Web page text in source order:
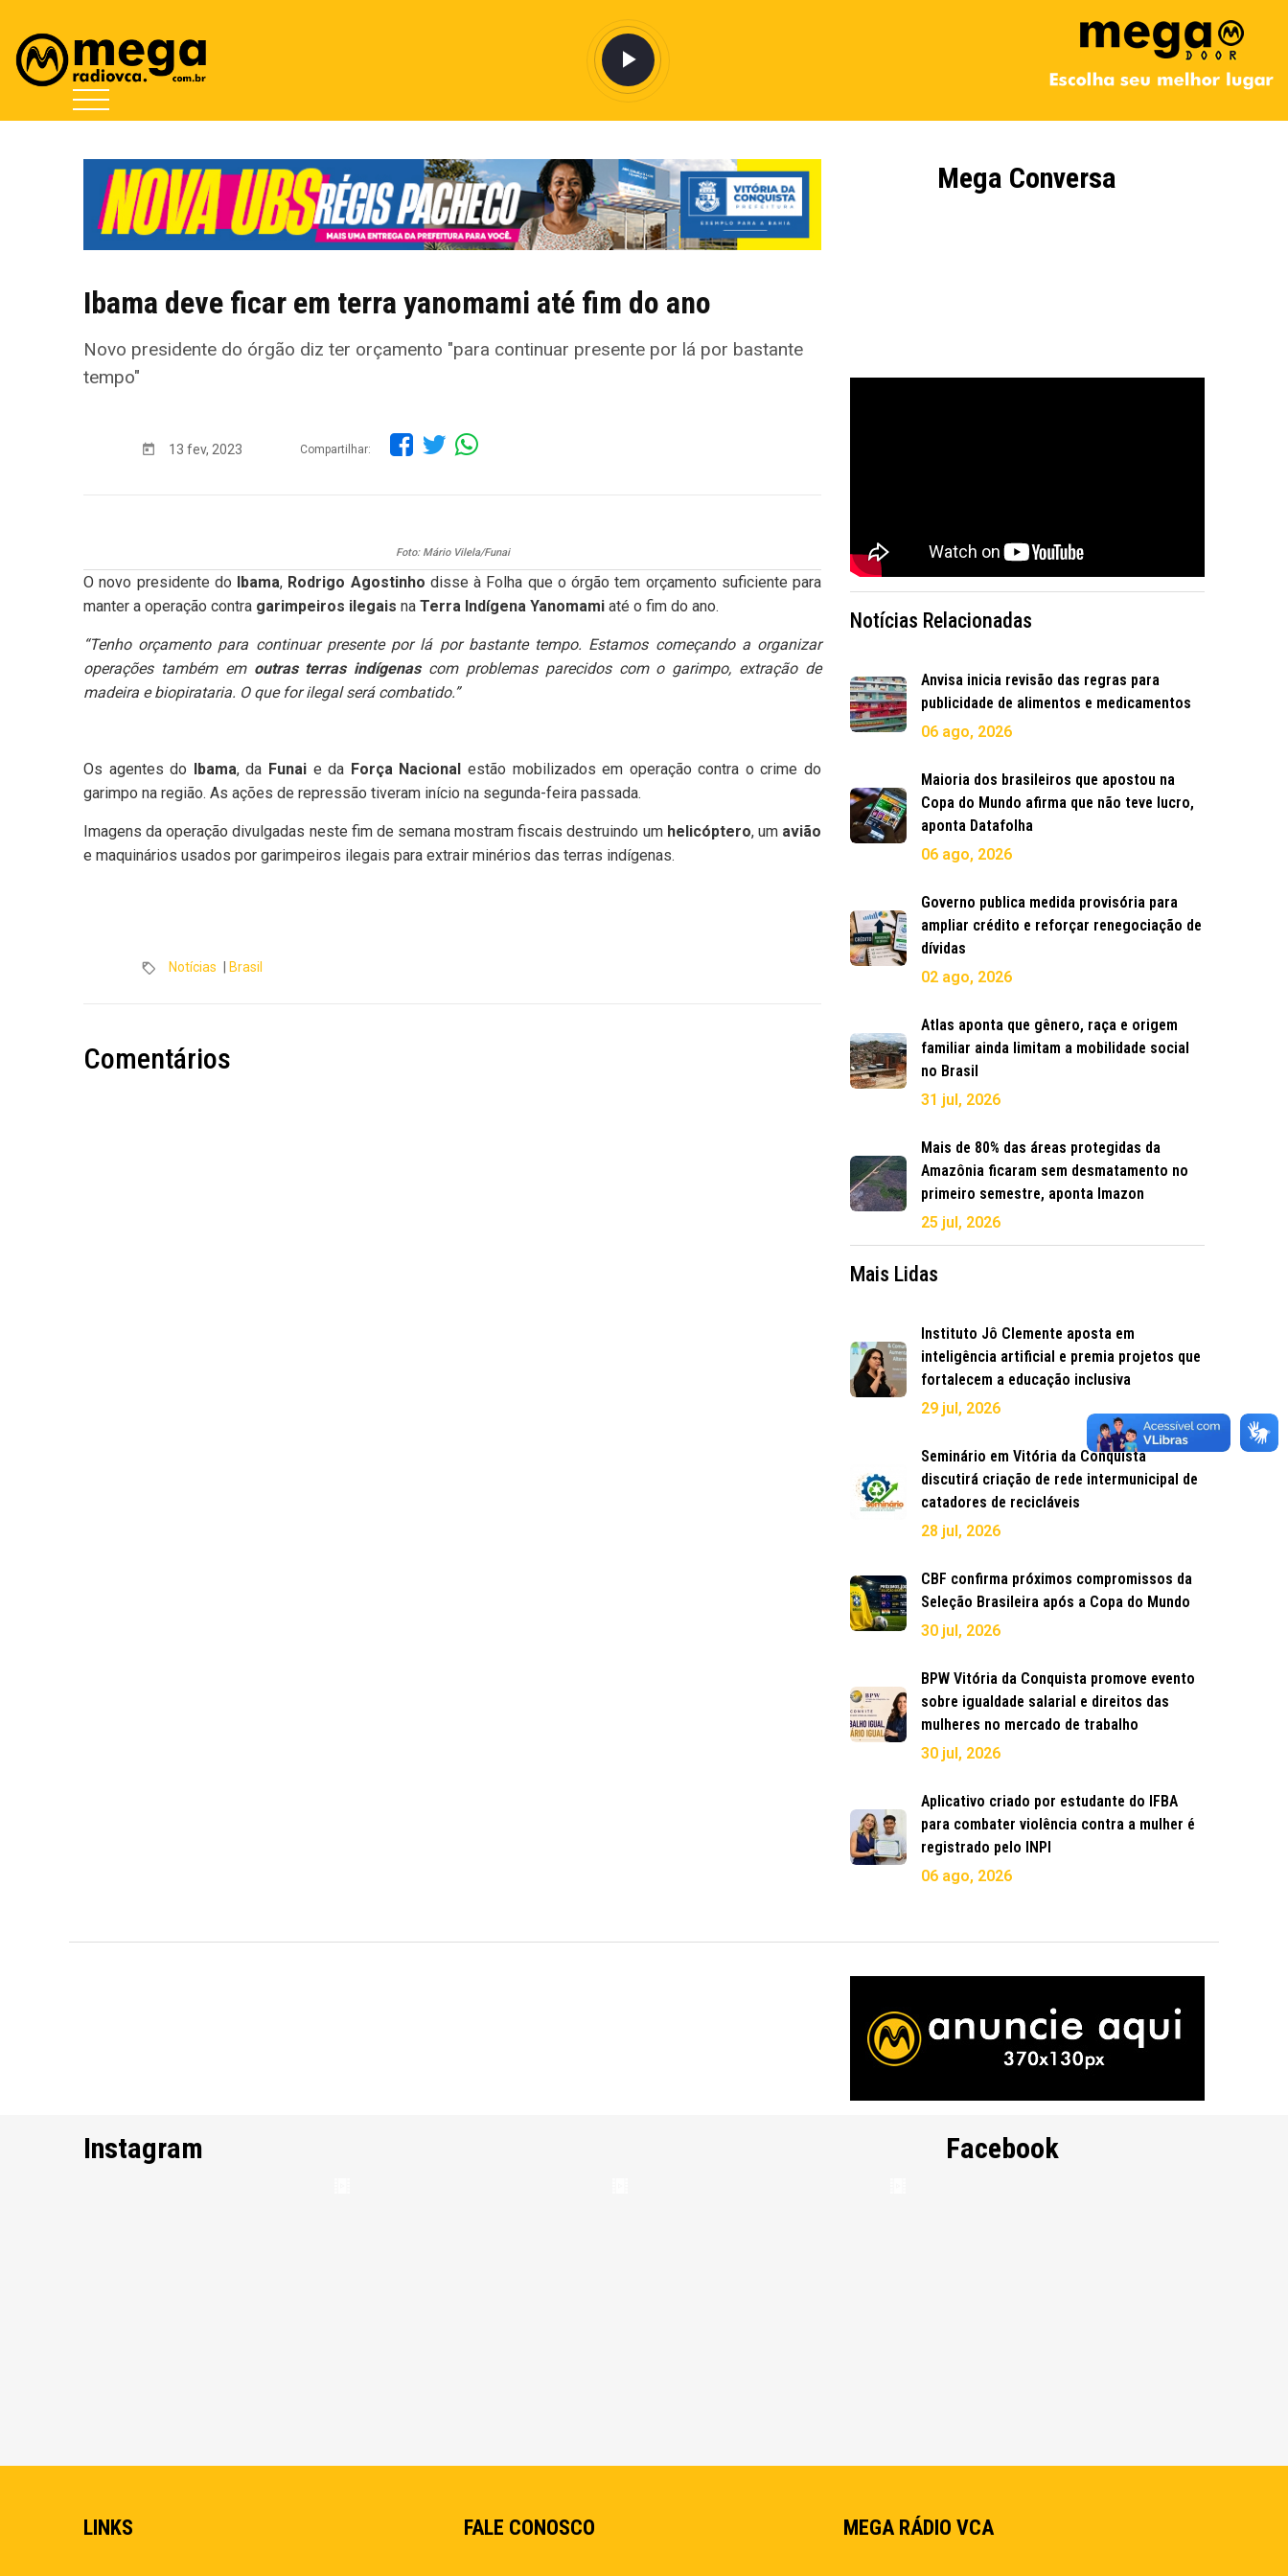
Ibama deve ficar em terra yanomami até fim do ano
Novo presidente do órgão diz ter orçamento "para continuar presente por lá por bastante
tempo"
13 fev, 2023 Compartilhar:
Foto: Mário Vilela/Funai
O novo presidente do Ibama, Rodrigo Agostinho disse à Folha que o órgão tem orçamento suficiente para
manter a operação contra garimpeiros ilegais na Terra Indígena Yanomami até o fim do ano.
“Tenho orçamento para continuar presente por lá por bastante tempo. Estamos começando a organizar
operações também em outras terras indígenascom problemas parecidos com o garimpo, extração de
madeira e biopirataria. O que for ilegal será combatido.”
Os agentes do Ibama, da Funaie da Força Nacional estão mobilizados em operação contra o crime do
garimpo na região. As ações de repressão tiveram início na segunda-feira passada.
Imagens da operação divulgadas neste fim de semana mostram fiscais destruindo um helicóptero, um avião
e maquinários usados por garimpeiros ilegais para extrair minérios das terras indígenas.
Notícias Brasil
Comentários
Mega Conversa
Notícias Relacionadas
Anvisa inicia revisão das regras para
publicidade de alimentos e medicamentos
06 ago, 2026
Maioria dos brasileiros que apostou na
Copa do Mundo afirma que não teve lucro,
aponta Datafolha
06 ago, 2026
Governo publica medida provisória para
ampliar crédito e reforçar renegociação de
dívidas
02 ago, 2026
Atlas aponta que gênero, raça e origem
familiar ainda limitam a mobilidade social
no Brasil
31 jul, 2026
Mais de 80% das áreas protegidas da
Amazônia ficaram sem desmatamento no
primeiro semestre, aponta Imazon
25 jul, 2026
Mais Lidas
Instituto Jô Clemente aposta em
inteligência artificial e premia projetos que
fortalecem a educação inclusiva
29 jul, 2026
Seminário em Vitória da Conquista
discutirá criação de rede intermunicipal de
catadores de recicláveis
28 jul, 2026
CBF confirma próximos compromissos da
Seleção Brasileira após a Copa do Mundo
30 jul, 2026
BPW Vitória da Conquista promove evento
sobre igualdade salarial e direitos das
mulheres no mercado de trabalho
30 jul, 2026
Aplicativo criado por estudante do IFBA
para combater violência contra a mulher é
registrado pelo INPI
06 ago, 2026
Instagram Facebook
LINKS FALE CONOSCO MEGA RÁDIO VCA